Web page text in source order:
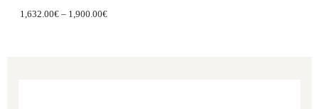
1,632.00€ – 1,900.00€